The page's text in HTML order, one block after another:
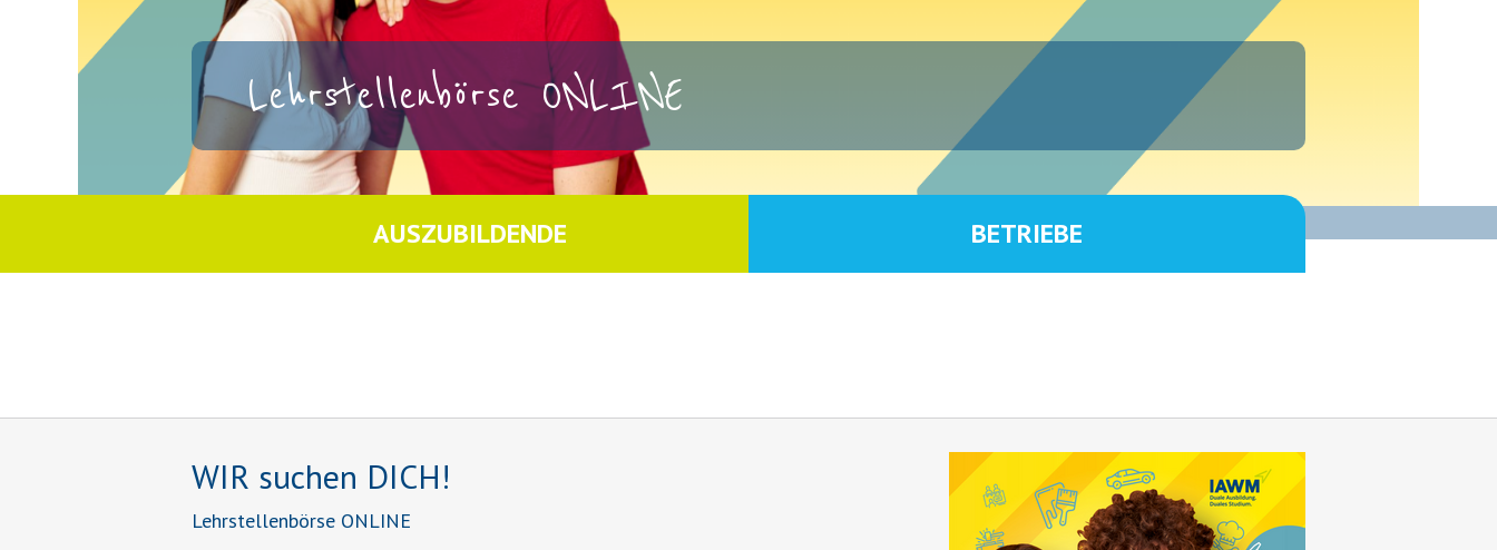
Lehrstellenbörse ONLINE
AUSZUBILDENDE BETRIEBE
WIR suchen DICH!
Lehrstellenbörse ONLINE